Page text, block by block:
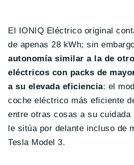
El IONIQ Eléctrico original
de apenas 28 kWh; sin
autonomía similar a la de
eléctricos con packs de
a su elevada eficiencia: el
coche eléctrico más eficiente
entre otras cosas a su cuidada
le sitúa por delante incluso de
Tesla Model 3.